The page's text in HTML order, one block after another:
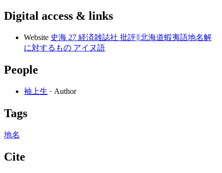
Digital access & links
Website 史海 27 経済雑誌社 批評∥北海道蝦夷語地名解
に対するもの アイヌ語
People
袖上生 · Author
Tags
地名
Cite